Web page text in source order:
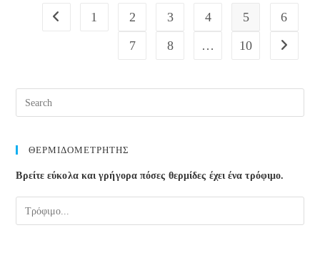
Go to the previous page
1 2 3 4 5
6
7
8 … 10 Go to
ΘΕΡΜΙΔΟΜΕΤΡΗΤΗΣ
Βρείτε εύκολα και γρήγορα πόσες θερμίδες έχει ένα τρόφιμο.